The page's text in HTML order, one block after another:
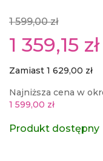
1 599,00 zł
1 359,15 zł
Zamiast 1 629,00 zł
Najniższa cena w
1 599,00 zł
Produkt dostępny